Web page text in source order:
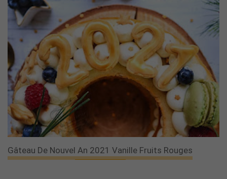
Gâteau De Nouvel An 2021 Vanille Fruits Rouges